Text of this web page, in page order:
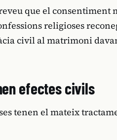
que el consentiment
religioses
civil al matrimoni
efectes civils
tenen el mateix